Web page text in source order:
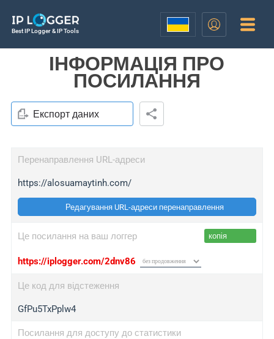
Best IP Logger & IP Tools
ІНФОРМАЦІЯ ПРО
ПОСИЛАННЯ
Експорт даних
Перенаправлення URL-адреси
https://alosuamaytinh.com/
Редагування URL-адреси перенаправлення
Це посилання на ваш логгер копія
https://iplogger.com/2dnv86
Це код для відстеження
GfPu5TxPplw4
Посилання для доступу до статистики